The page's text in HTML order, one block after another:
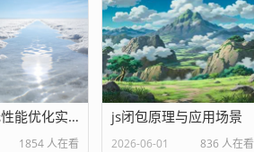
js事件委托性能优化实战
1854 人在看
js闭包原理与应用场景
2026-06-01 836 人在看